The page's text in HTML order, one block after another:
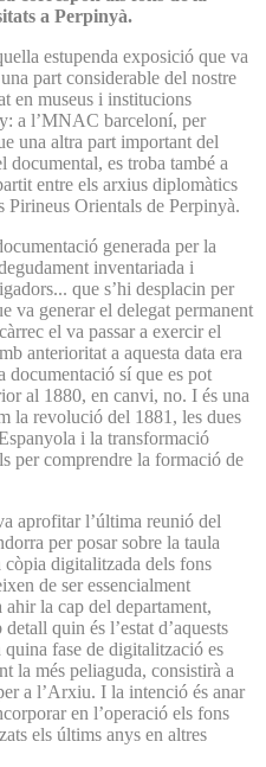
a Perpinyà.
estupenda exposició que va
part considerable del nostre
en museus i institucions
a l’MNAC barceloní, per
una altra part important del
documental, es troba també a
entre els arxius diplomàtics
Pirineus Orientals de Perpinyà.
generada per la
inventariada i
que s’hi desplacin per
va generar el delegat permanent
el va passar a exercir el
anterioritat a aquesta data era
documentació sí que es pot
al 1880, en canvi, no. I és una
la revolució del 1881, les dues
i la transformació
per comprendre la formació de
aprofitar l’última reunió del
per posar sobre la taula
còpia digitalitzada dels fons
de ser essencialment
la cap del departament,
quin és l’estat d’aquests
fase de digitalització es
la més peliaguda, consistirà a
a l’Arxiu. I la intenció és anar
en l’operació els fons
els últims anys en altres